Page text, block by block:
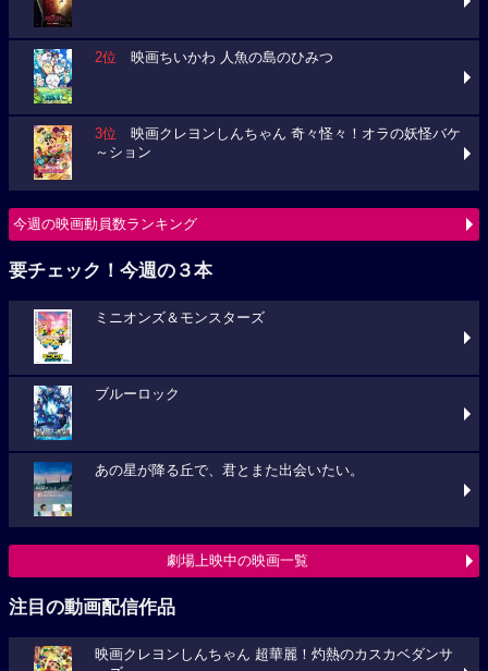
2位 映画ちいかわ 人魚の島のひみつ
3位 映画クレヨンしんちゃん 奇々怪々！オラの妖怪バケ
～ション
今週の映画動員数ランキング
要チェック！今週の３本
ミニオンズ＆モンスターズ
ブルーロック
あの星が降る丘で、君とまた出会いたい。
劇場上映中の映画一覧
注目の動画配信作品
映画クレヨンしんちゃん 超華麗！灼熱のカスカベダンサ